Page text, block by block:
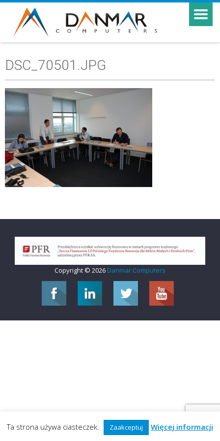
DSC_70501.JPG
Copyright © 2026 Danmar Computers
Ta strona używa ciasteczek. Zaakceptuj Więcej informacji